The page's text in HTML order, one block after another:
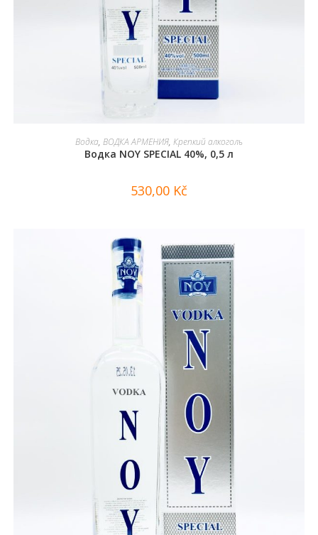
В КОРЗИНУ
Водка, ВОДКА АРМЕНИЯ, Крепкий алкоголь
Водка NOY SPECIAL 40%, 0,5 л
530,00 Kč